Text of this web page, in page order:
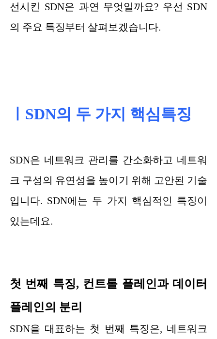
선시킨 SDN은 과연 무엇일까요? 우선 SDN
의 주요 특징부터 살펴보겠습니다.
ㅣSDN의 두 가지 핵심특징
SDN은 네트워크 관리를 간소화하고 네트워
크 구성의 유연성을 높이기 위해 고안된 기술
입니다. SDN에는 두 가지 핵심적인 특징이
있는데요.
첫 번째 특징, 컨트롤 플레인과 데이터
플레인의 분리
SDN을 대표하는 첫 번째 특징은, 네트워크